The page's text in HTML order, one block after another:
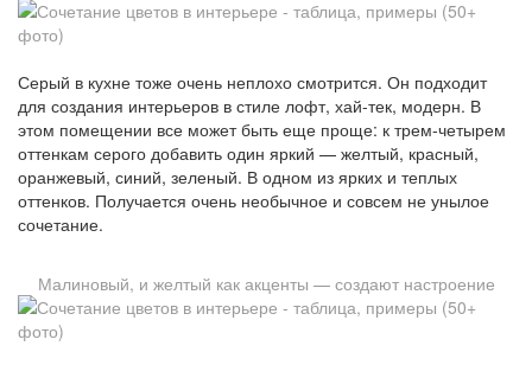
Серый в кухне тоже очень неплохо смотрится. Он подходит
для создания интерьеров в стиле лофт, хай-тек, модерн. В
этом помещении все может быть еще проще: к трем-четырем
оттенкам серого добавить один яркий — желтый, красный,
оранжевый, синий, зеленый. В одном из ярких и теплых
оттенков. Получается очень необычное и совсем не унылое
сочетание.
Малиновый, и желтый как акценты — создают настроение